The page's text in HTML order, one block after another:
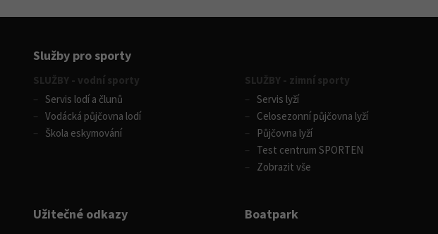
Služby pro sporty
SLUŽBY - vodní sporty
Servis lodí a člunů
Vodácká půjčovna lodí
Škola eskymování
SLUŽBY - zimní sporty
Servis lyží
Celosezonní půjčovna lyží
Půjčovna lyží
Test centrum SPORTEN
Zobrazit vše
Užitečné odkazy Boatpark